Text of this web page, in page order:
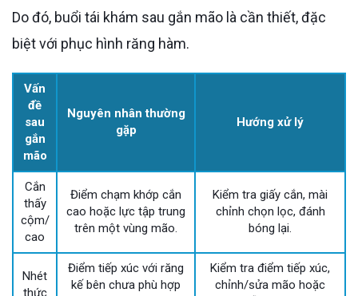
Do đó, buổi tái khám sau gắn mão là cần thiết, đặc
biệt với phục hình răng hàm.
Vấn
đề
sau
gắn
mão
Nguyên nhân thường
gặp
Hướng xử lý
Cắn
thấy
cộm/
cao
Điểm chạm khớp cắn
cao hoặc lực tập trung
trên một vùng mão.
Kiểm tra giấy cắn, mài
chỉnh chọn lọc, đánh
bóng lại.
Nhét
thức
Điểm tiếp xúc với răng
kế bên chưa phù hợp
Kiểm tra điểm tiếp xúc,
chỉnh/sửa mão hoặc